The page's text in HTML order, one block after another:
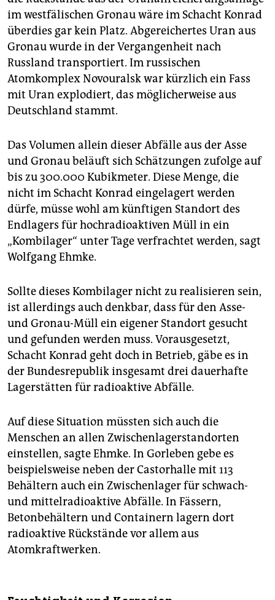
im westfälischen Gronau wäre im Schacht Konrad
überdies gar kein Platz. Abgereichertes Uran aus
Gronau wurde in der Vergangenheit nach
Russland transportiert. Im russischen
Atomkomplex Novouralsk war kürzlich ein Fass
mit Uran explodiert, das möglicherweise aus
Deutschland stammt.
Das Volumen allein dieser Abfälle aus der Asse
und Gronau beläuft sich Schätzungen zufolge auf
bis zu 300.000 Kubikmeter. Diese Menge, die
nicht im Schacht Konrad eingelagert werden
dürfe, müsse wohl am künftigen Standort des
Endlagers für hochradioaktiven Müll in ein
„Kombilager“ unter Tage verfrachtet werden, sagt
Wolfgang Ehmke.
Sollte dieses Kombilager nicht zu realisieren sein,
ist allerdings auch denkbar, dass für den Asse-
und Gronau-Müll ein eigener Standort gesucht
und gefunden werden muss. Vorausgesetzt,
Schacht Konrad geht doch in Betrieb, gäbe es in
der Bundesrepublik insgesamt drei dauerhafte
Lagerstätten für radioaktive Abfälle.
Auf diese Situation müssten sich auch die
Menschen an allen Zwischenlagerstandorten
einstellen, sagte Ehmke. In Gorleben gebe es
beispielsweise neben der Castorhalle mit 113
Behältern auch ein Zwischenlager für schwach-
und mittelradioaktive Abfälle. In Fässern,
Betonbehältern und Containern lagern dort
radioaktive Rückstände vor allem aus
Atomkraftwerken.